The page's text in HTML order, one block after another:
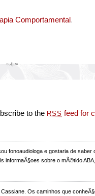
Comportamental.
to the RSS feed for
fonoaudiologa e gostaria de saber
informaÃ§oes sobre o mÃ©tido ABA,
Cassiane. Os caminhos que